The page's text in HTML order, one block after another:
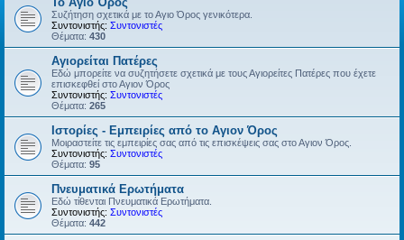
Συζήτηση σχετικά με το Αγιο Όρος γενικότερα.
Συντονιστής: Συντονιστές
Θέματα: 430
Αγιορείται Πατέρες
Εδώ μπορείτε να συζητήσετε σχετικά με τους Αγιορείτες Πατέρες που έχετε
επισκεφθεί στο Αγιον Όρος
Συντονιστής: Συντονιστές
Θέματα: 265
Ιστορίες - Εμπειρίες από το Αγιον Όρος
Μοιραστείτε τις εμπειρίες σας από τις επισκέψεις σας στο Αγιον Όρος.
Συντονιστής: Συντονιστές
Θέματα: 95
Πνευματικά Ερωτήματα
Εδώ τίθενται Πνευματικά Ερωτήματα.
Συντονιστής: Συντονιστές
Θέματα: 442